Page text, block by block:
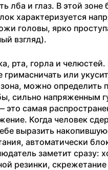
лба и глаз. В этой
характеризуется
головы, ярко
взгляд).
рта, горла и
гримасничать или
можно
сильно напряженным
самая
Когда человек
выразить
автоматически
заметит сразу:
резинки,